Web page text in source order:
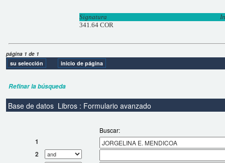
Signatura
341.64 COR
página 1 de 1
Refinar la búsqueda
Base de datos Libros : Formulario avanzado
Buscar:
1
2